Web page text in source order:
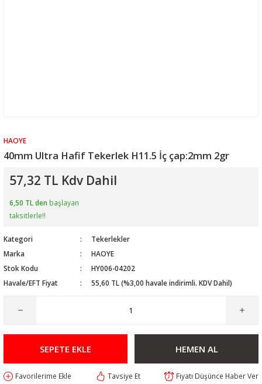
HAOYE
40mm Ultra Hafif Tekerlek H11.5 İç çap:2mm 2gr
57,32 TL Kdv Dahil
6,50 TL den başlayan
taksitlerle!!
Kategori
Tekerlekler
Marka
HAOYE
Stok Kodu
HY006-04202
Havale/EFT Fiyat
55,60 TL (%3,00 havale indirimli. KDV Dahil)
SEPETE EKLE HEMEN AL
Tavsiye Et
Fiyatı Düşünce Haber Ver